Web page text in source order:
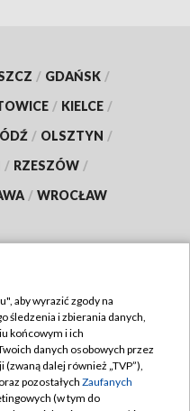
/ GDAŃSK /
/ KIELCE /
/ OLSZTYN /
/ RZESZÓW /
/ WROCŁAW
TVP
aby wyrazić zgody na
śledzenia i zbierania danych,
końcowym i ich
danych osobowych przez
(zwaną dalej również „TVP”),
oraz pozostałych Zaufanych
(w tym do